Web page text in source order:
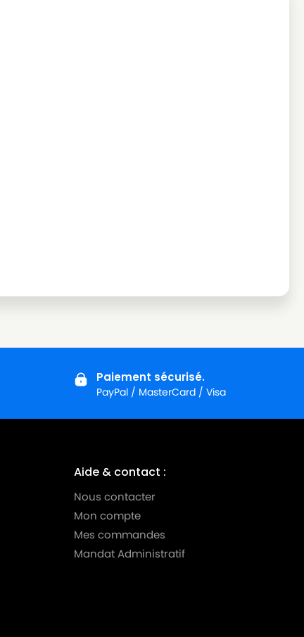
Paiement sécurisé.
PayPal / MasterCard / Visa
Aide & contact :
Nous contacter
Mon compte
Mes commandes
Mandat Administratif